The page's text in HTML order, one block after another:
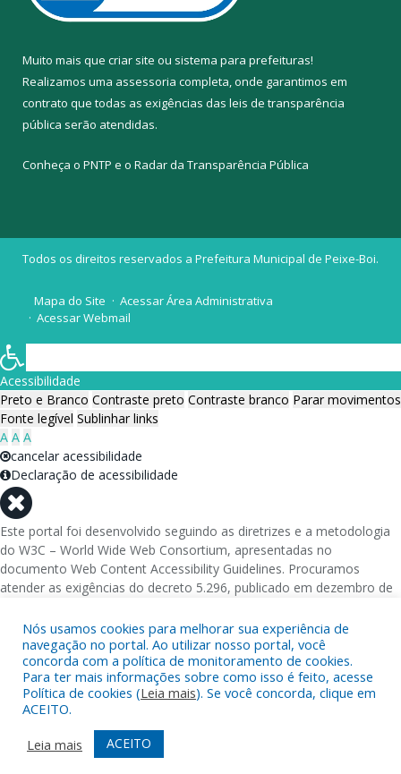
Muito mais que criar site ou sistema para prefeituras!
Realizamos uma assessoria completa, onde garantimos em
contrato que todas as exigências das leis de transparência
pública serão atendidas.
Conheça o PNTP e o Radar da Transparência Pública
Todos os direitos reservados a Prefeitura Municipal de Peixe-Boi.
Mapa do Site
Acessar Área Administrativa
Acessar Webmail
Nós usamos cookies para melhorar sua experiência de
navegação no portal. Ao utilizar nosso portal, você
concorda com a política de monitoramento de cookies.
Para ter mais informações sobre como isso é feito, acesse
Política de cookies (Leia mais). Se você concorda, clique em
ACEITO.
Leia mais
ACEITO
Acessibilidade
Preto e Branco Contraste preto Contraste branco Parar movimentos
Fonte legível Sublinhar links
A A A
cancelar acessibilidade
Declaração de acessibilidade
Este portal foi desenvolvido seguindo as diretrizes e a metodologia
do W3C – World Wide Web Consortium, apresentadas no
documento Web Content Accessibility Guidelines. Procuramos
atender as exigências do decreto 5.296, publicado em dezembro de
eletrônicos da administração pública na rede mundial de
computadores para o uso das pessoas com necessidades especiais,
garantindo-lhes o pleno acesso aos conteúdos disponíveis.
Além de validações automáticas, foram realizados testes em
diversos navegadores e através do utilitário de acesso a Internet do
DOSVOX, sistema operacional destinado deficientes visuais.